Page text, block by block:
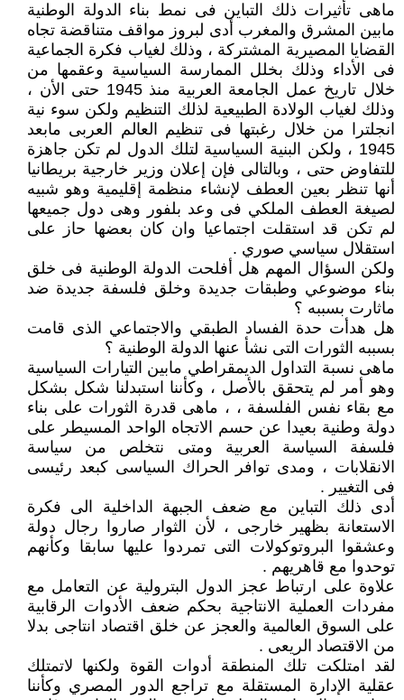
ماهى تأثيرات ذلك التباين فى نمط بناء الدولة الوطنية
مابين المشرق والمغرب أدى لبروز مواقف متناقضة تجاه
القضايا المصيرية المشتركة ، وذلك لغياب فكرة الجماعية
فى الأداء وذلك بخلل الممارسة السياسية وعقمها من
خلال تاريخ عمل الجامعة العربية منذ 1945 حتى الأن ،
وذلك لغياب الولادة الطبيعية لذلك التنظيم ولكن سوء نية
انجلترا من خلال رغبتها فى تنظيم العالم العربى مابعد
1945 ، ولكن البنية السياسية لتلك الدول لم تكن جاهزة
للتفاوض حتى ، وبالتالى فإن إعلان وزير خارجية بريطانيا
أنها تنظر بعين العطف لإنشاء منظمة إقليمية وهو شبيه
لصيغة العطف الملكي فى وعد بلفور وهى دول جميعها
لم تكن قد استقلت اجتماعيا وان كان بعضها حاز على
استقلال سياسي صوري .
ولكن السؤال المهم هل أفلحت الدولة الوطنية فى خلق
بناء موضوعي وطبقات جديدة وخلق فلسفة جديدة ضد
ماثارت بسببه ؟
هل هدأت حدة الفساد الطبقي والاجتماعي الذى قامت
بسببه الثورات التى نشأ عنها الدولة الوطنية ؟
ماهى نسبة التداول الديمقراطي مابين التيارات السياسية
وهو أمر لم يتحقق بالأصل ، وكأننا استبدلنا شكل بشكل
مع بقاء نفس الفلسفة ، ، ماهى قدرة الثورات على بناء
دولة وطنية بعيدا عن حسم الاتجاه الواحد المسيطر على
فلسفة السياسة العربية ومتى نتخلص من سياسة
الانقلابات ، ومدى توافر الحراك السياسى كبعد رئيسى
فى التغيير .
أدى ذلك التباين مع ضعف الجبهة الداخلية الى فكرة
الاستعانة بظهير خارجى ، لأن الثوار صاروا رجال دولة
وعشقوا البروتوكولات التى تمردوا عليها سابقا وكأنهم
توحدوا مع قاهريهم .
علاوة على ارتباط عجز الدول البترولية عن التعامل مع
مفردات العملية الانتاجية بحكم ضعف الأدوات الرقابية
على السوق العالمية والعجز عن خلق اقتصاد انتاجى بدلا
من الاقتصاد الريعى .
لقد امتلكت تلك المنطقة أدوات القوة ولكنها لاتمتلك
عقلية الإدارة المستقلة مع تراجع الدور المصري وكأننا